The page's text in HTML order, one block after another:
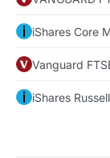
iShares Core
Vanguard
iShares